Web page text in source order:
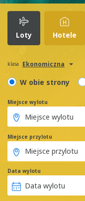
Loty Hotele
klasa Ekonomiczna
W obie strony
Miejsce wylotu
Miejsce przylotu
Data wylotu